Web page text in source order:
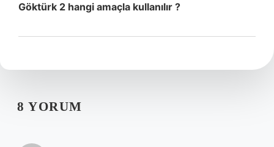
Göktürk 2 hangi amaçla kullanılır ?
8 YORUM